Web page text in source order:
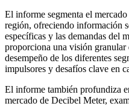
El informe segmenta el
región, ofreciendo información
específicas y las demandas del
proporciona una visión granular
desempeño de los diferentes
impulsores y desafíos clave en
El informe también profundiza
mercado de Decibel Meter,